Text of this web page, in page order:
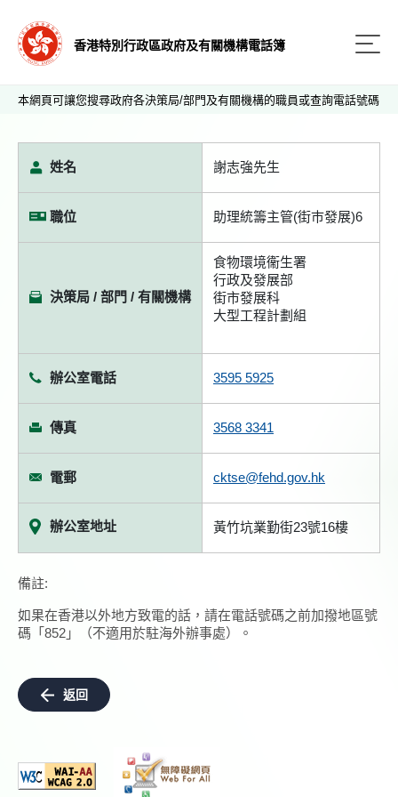
香港特別行政區政府及有關機構電話簿
本網頁可讓您搜尋政府各決策局/部門及有關機構的職員或查詢電話號碼
姓名 謝志強先生
職位 助理統籌主管(街巿發展)6
決策局 / 部門 / 有關機構
食物環境衞生署
行政及發展部
街市發展科
大型工程計劃組
辦公室電話 3595 5925
傳真 3568 3341
電郵 cktse@fehd.gov.hk
辦公室地址 黃竹坑業勤街23號16樓
備註:
如果在香港以外地方致電的話，請在電話號碼之前加撥地區號
碼「852」（不適用於駐海外辦事處）。
返回